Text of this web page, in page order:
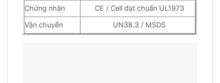
Chứng nhận
CE / Cell đạt chuẩn UL1973
Vận chuyển
UN38.3 / MSDS